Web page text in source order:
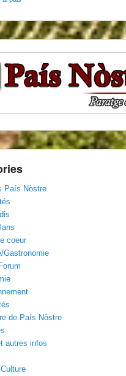
País Nòstre
coeur
Gastronomie
de País Nòstre
autres infos
Culture